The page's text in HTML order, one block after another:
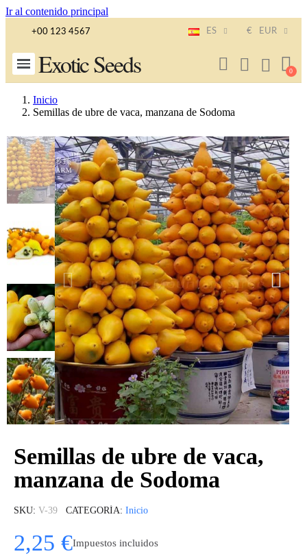
Ir al contenido principal
+00 123 4567 ES € EUR
Exotic Seeds
Inicio
Semillas de ubre de vaca, manzana de Sodoma
Semillas de ubre de vaca,
manzana de Sodoma
SKU V-39 CATEGORÍA Inicio
2,25 €Impuestos incluidos